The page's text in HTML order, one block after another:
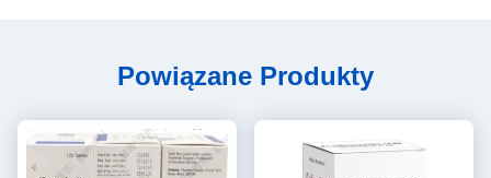
Powiązane Produkty